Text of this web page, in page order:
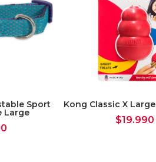
Sport
Large
Kong Classic X Large
$19.990